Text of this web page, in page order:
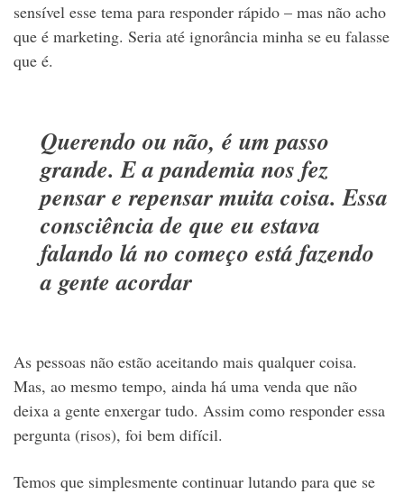
sensível esse tema para responder rápido – mas não acho
que é marketing. Seria até ignorância minha se eu falasse
que é.
Querendo ou não, é um passo
grande. E a pandemia nos fez
pensar e repensar muita coisa. Essa
consciência de que eu estava
falando lá no começo está fazendo
a gente acordar
As pessoas não estão aceitando mais qualquer coisa.
Mas, ao mesmo tempo, ainda há uma venda que não
deixa a gente enxergar tudo. Assim como responder essa
pergunta (risos), foi bem difícil.
Temos que simplesmente continuar lutando para que se